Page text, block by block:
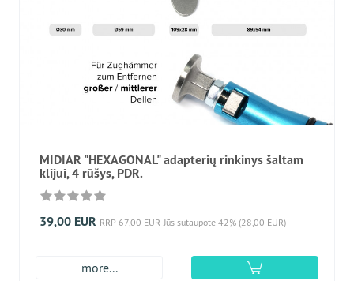
MIDIAR "HEXAGONAL" adapterių rinkinys šaltam
klijui, 4 rūšys, PDR.
39,00 EUR RRP 67,00 EUR Jūs sutaupote 42% (28,00 EUR)
more...